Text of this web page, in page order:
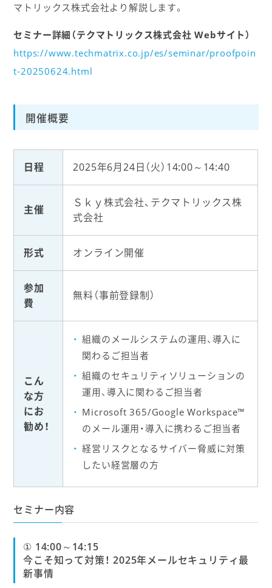
マトリックス株式会社より解説します。
セミナー詳細（テクマトリックス株式会社 Webサイト）
https://www.techmatrix.co.jp/es/seminar/proofpoin
t-20250624.html
開催概要
日程 2025年6月24日（火）14:00～14:40
主催
Ｓｋｙ株式会社、テクマトリックス株
式会社
形式 オンライン開催
参加
費
無料（事前登録制）
こん
な方
にお
勧め！
組織のメールシステムの運用、導入に
関わるご担当者
組織のセキュリティソリューションの
運用、導入に関わるご担当者
Microsoft 365/Google Workspace™
のメール運用・導入に携わるご担当者
経営リスクとなるサイバー脅威に対策
したい経営層の方
セミナー内容
① 14:00～14:15
今こそ知って対策！ 2025年メールセキュリティ最
新事情